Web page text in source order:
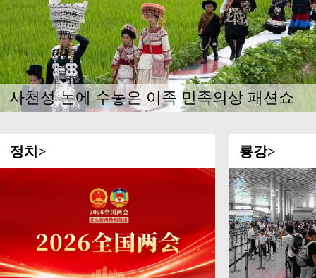
사천성 논에 수놓은 이족 민족의상 패션쇼
정치> 룡강>